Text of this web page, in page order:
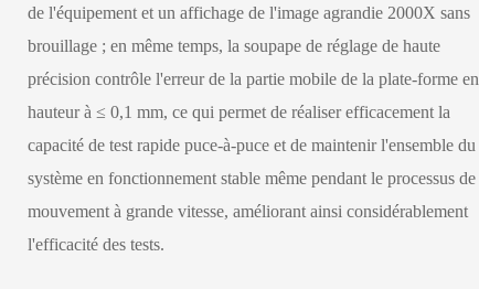
de l'équipement et un affichage de l'image agrandie 2000X sans
brouillage ; en même temps, la soupape de réglage de haute
précision contrôle l'erreur de la partie mobile de la plate-forme en
hauteur à ≤ 0,1 mm, ce qui permet de réaliser efficacement la
capacité de test rapide puce-à-puce et de maintenir l'ensemble du
système en fonctionnement stable même pendant le processus de
mouvement à grande vitesse, améliorant ainsi considérablement
l'efficacité des tests.